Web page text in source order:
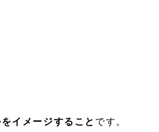
イメージすること です。